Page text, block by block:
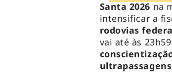
Santa 2026 na
intensificar a
rodovias
vai até às